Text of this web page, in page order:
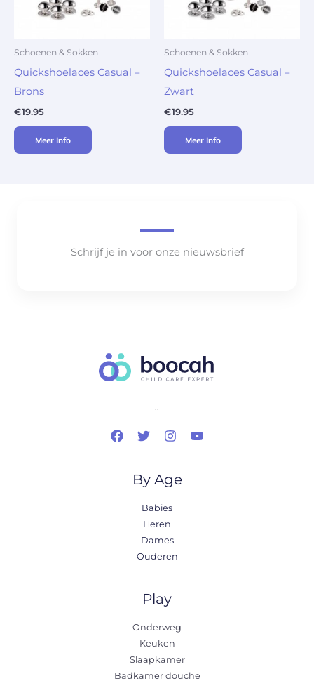
Schoenen & Sokken
Quickshoelaces Casual –
Brons
€19.95
Meer Info
Schoenen & Sokken
Quickshoelaces Casual –
Zwart
€19.95
Meer Info
Schrijf je in voor onze nieuwsbrief
..
By Age
Babies
Heren
Dames
Ouderen
Play
Onderweg
Keuken
Slaapkamer
Badkamer douche